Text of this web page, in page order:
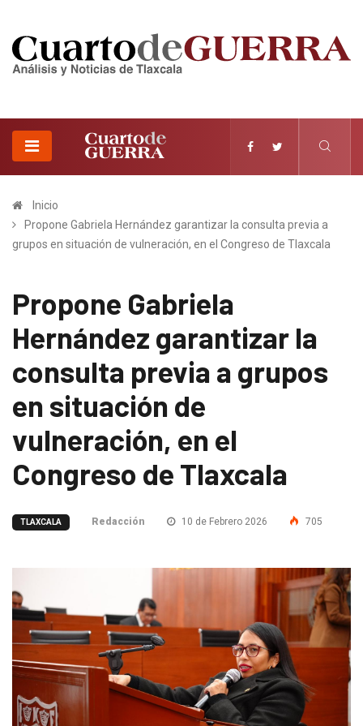
Inicio
Propone Gabriela Hernández garantizar la consulta previa a
grupos en situación de vulneración, en el Congreso de Tlaxcala
Propone Gabriela
Hernández garantizar la
consulta previa a grupos
en situación de
vulneración, en el
Congreso de Tlaxcala
TLAXCALA Redacción 10 de Febrero 2026 705